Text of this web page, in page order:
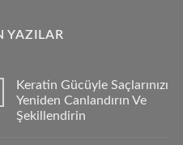
YAZILAR
Keratin Gücüyle Saçlarınızı
Yeniden Canlandırın Ve
Şekillendirin